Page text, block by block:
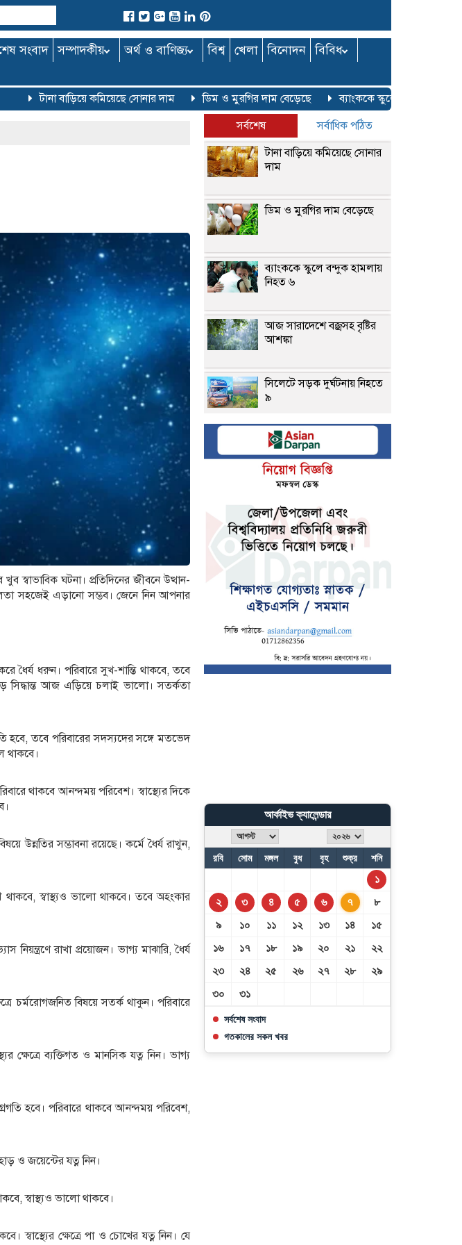
সংবাদ সম্পাদকীয় অর্থ ও বাণিজ্য বিশ্ব খেলা বিনোদন
বিবিধ
টানা বাড়িয়ে কমিয়েছে সোনার দাম ডিম ও মুরগির দাম বেড়েছে ব্যাংককে স্কুলে বন্দুক হামলায় নিহত
ঘটনা। প্রতিদিনের জীবনে উত্থান-
সহজেই এড়ানো সম্ভব। জেনে নিন আপনার
ধৈর্য ধরুন। পরিবারে সুখ-শান্তি থাকবে, তবে
সিদ্ধান্ত আজ এড়িয়ে চলাই ভালো। সতর্কতা
হবে, তবে পরিবারের সদস্যদের সঙ্গে মতভেদ
থাকবে।
থাকবে আনন্দময় পরিবেশ। স্বাস্থ্যের দিকে
উন্নতির সম্ভাবনা রয়েছে। কর্মে ধৈর্য রাখুন,
থাকবে, স্বাস্থ্যও ভালো থাকবে। তবে অহংকার
নিয়ন্ত্রণে রাখা প্রয়োজন। ভাগ্য মাঝারি, ধৈর্য
চর্মরোগজনিত বিষয়ে সতর্ক থাকুন। পরিবারে
ক্ষেত্রে ব্যক্তিগত ও মানসিক যত্ন নিন। ভাগ্য
হবে। পরিবারে থাকবে আনন্দময় পরিবেশ,
ও জয়েন্টের যত্ন নিন।
স্বাস্থ্যও ভালো থাকবে।
স্বাস্থ্যের ক্ষেত্রে পা ও চোখের যত্ন নিন। যে
সর্বশেষ
সর্বাধিক পঠিত
টানা বাড়িয়ে কমিয়েছে সোনার
দাম
ডিম ও মুরগির দাম বেড়েছে
ব্যাংককে স্কুলে বন্দুক হামলায়
নিহত ৬
আজ সারাদেশে বজ্রসহ বৃষ্টির
আশঙ্কা
সিলেটে সড়ক দুর্ঘটনায় নিহতে
৯
মেটাকে ৫৬৭ মিলিয়ন ডলার
ক্ষতিপূরণের নির্দেশ
শ্রমিক নিহত
যুক্তরাষ্ট্রে পোশাক রপ্তানিতে
ভারতের চেয়ে এগিয়ে
বাংলাদেশ
জেনে নিন আপনার আজকের
রাশিফল
জেনে নিন শুক্রবারের নামাজের
আর্কাইভ ক্যালেন্ডার
রবি সোম মঙ্গল বুধ বৃহ শুক্র শনি
১
২
৩ ৪ ৫ ৬ ৭
৮
৯
১০ ১১ ১২ ১৩ ১৪
১৫
১৬
১৭ ১৮ ১৯ ২০ ২১
২২
২৩
২৪ ২৫ ২৬ ২৭ ২৮
২৯
৩০
৩১
সর্বশেষ সংবাদ
গতকালের সকল খবর